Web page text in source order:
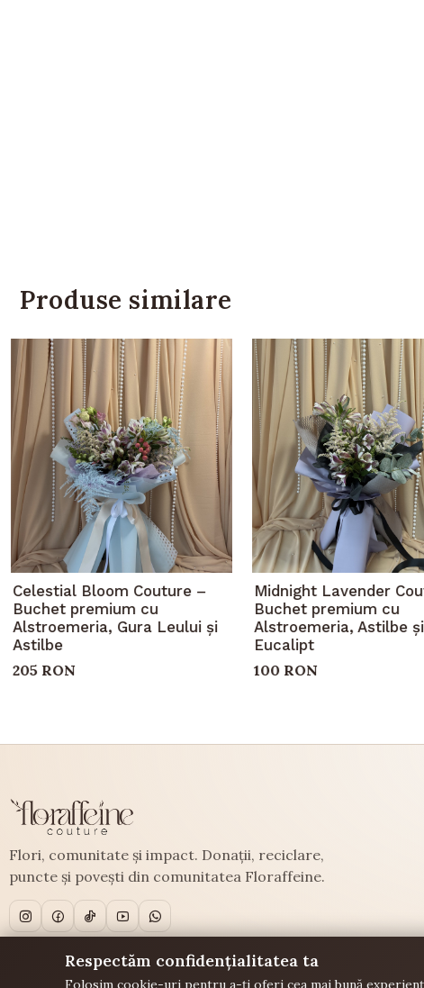
Produse similare
Celestial Bloom Couture –
Buchet premium cu
Alstroemeria, Gura Leului și
Astilbe
205 RON
Midnight Lavender
Buchet premium cu
Alstroemeria, Astilbe și
Eucalipt
100 RON
Flori, comunitate și impact. Donații, reciclare,
puncte și povești din comunitatea Floraffeine.
Respectăm confidențialitatea ta
Folosim cookie-uri pentru a-ți oferi cea mai bună